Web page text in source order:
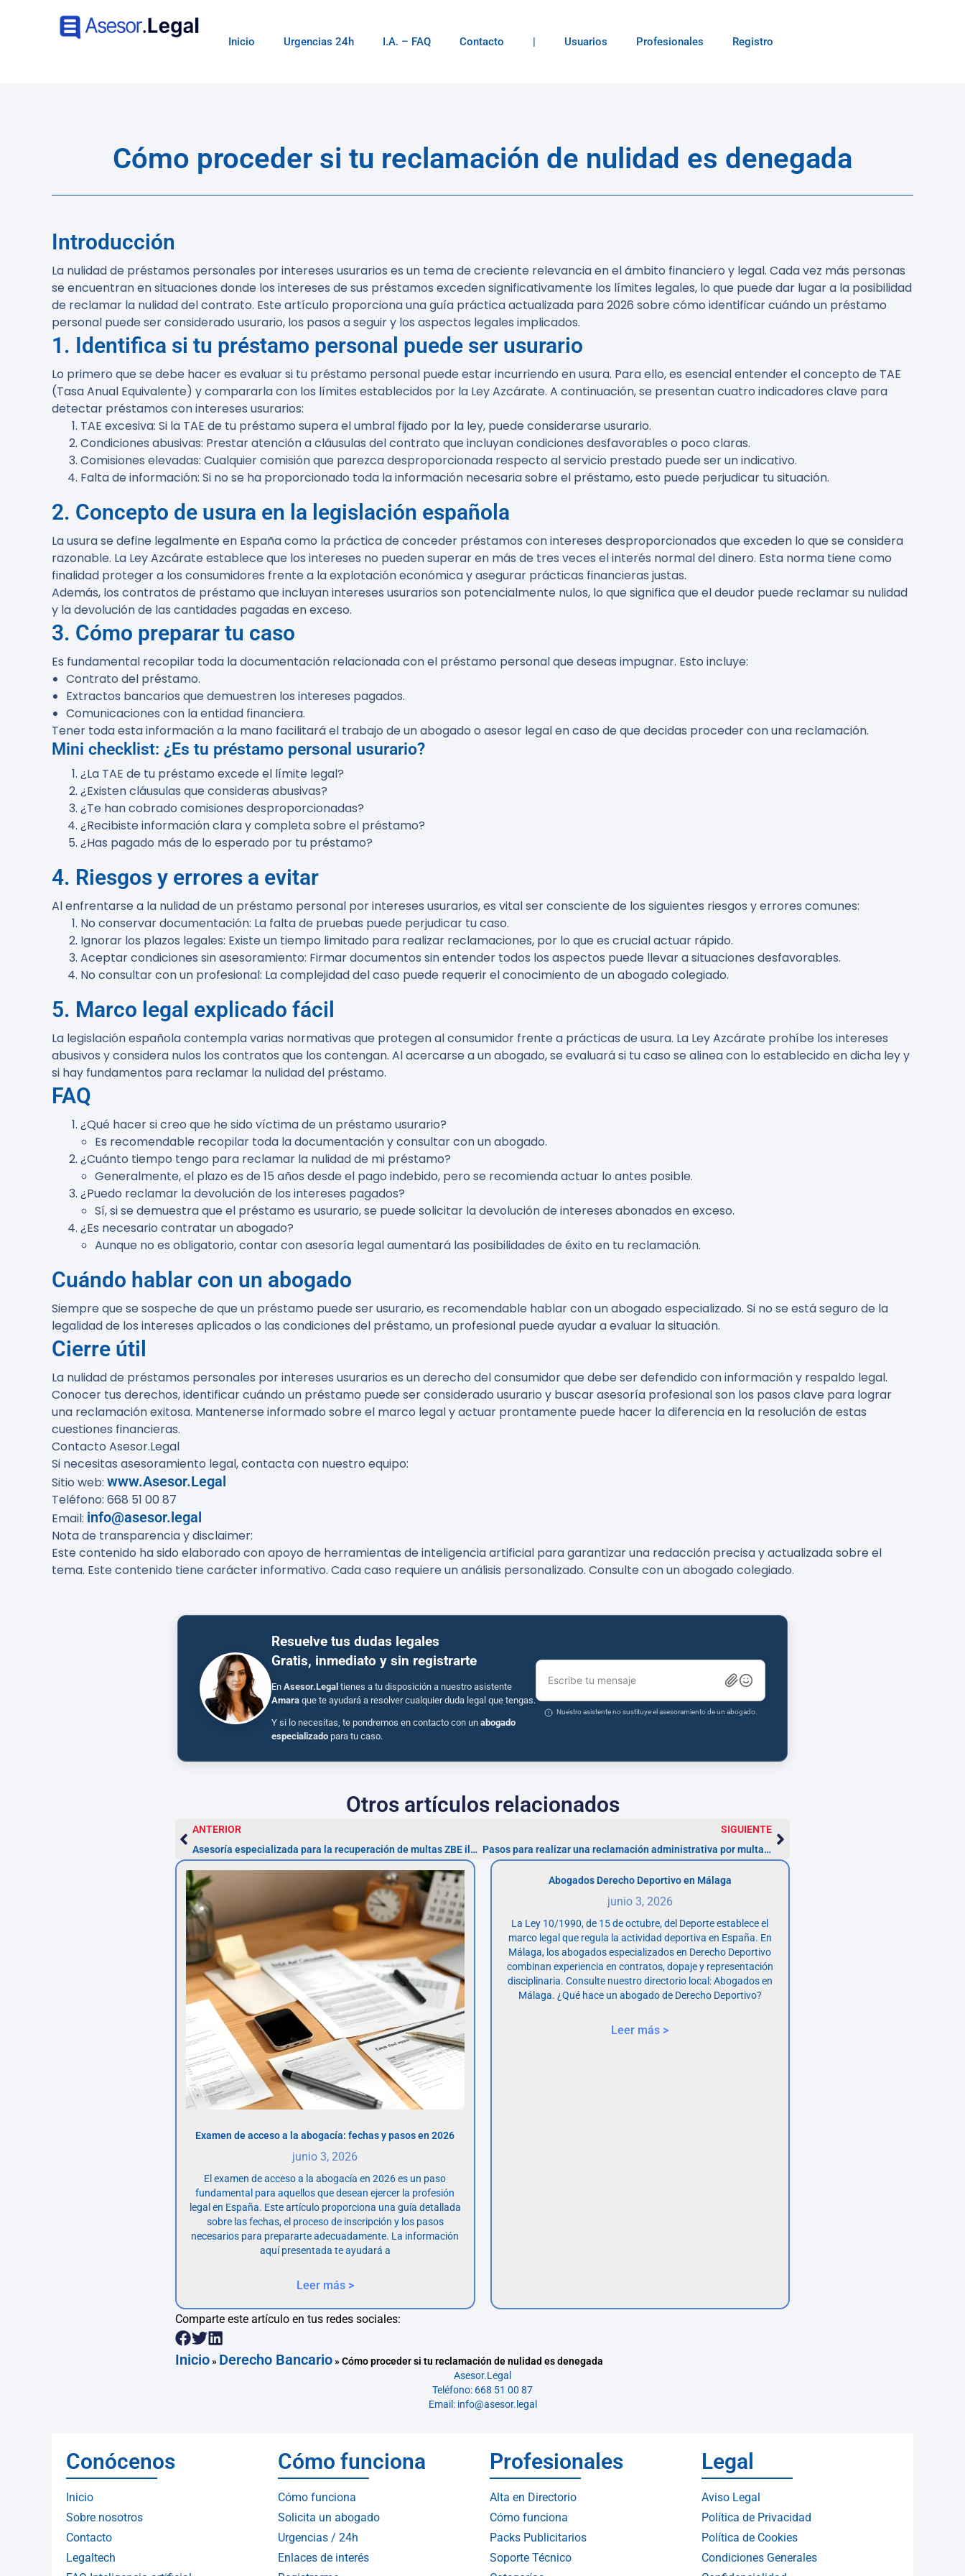
Inicio Urgencias 24h I.A. – FAQ Contacto | Usuarios Profesionales Registro
Cómo proceder si tu reclamación de nulidad es denegada
Introducción
La nulidad de préstamos personales por intereses usurarios es un tema de creciente relevancia en el ámbito financiero y legal. Cada vez más personas
se encuentran en situaciones donde los intereses de sus préstamos exceden significativamente los límites legales, lo que puede dar lugar a la posibilidad
de reclamar la nulidad del contrato. Este artículo proporciona una guía práctica actualizada para 2026 sobre cómo identificar cuándo un préstamo
personal puede ser considerado usurario, los pasos a seguir y los aspectos legales implicados.
1. Identifica si tu préstamo personal puede ser usurario
Lo primero que se debe hacer es evaluar si tu préstamo personal puede estar incurriendo en usura. Para ello, es esencial entender el concepto de TAE
(Tasa Anual Equivalente) y compararla con los límites establecidos por la Ley Azcárate. A continuación, se presentan cuatro indicadores clave para
detectar préstamos con intereses usurarios:
TAE excesiva: Si la TAE de tu préstamo supera el umbral fijado por la ley, puede considerarse usurario.
Condiciones abusivas: Prestar atención a cláusulas del contrato que incluyan condiciones desfavorables o poco claras.
Comisiones elevadas: Cualquier comisión que parezca desproporcionada respecto al servicio prestado puede ser un indicativo.
Falta de información: Si no se ha proporcionado toda la información necesaria sobre el préstamo, esto puede perjudicar tu situación.
2. Concepto de usura en la legislación española
La usura se define legalmente en España como la práctica de conceder préstamos con intereses desproporcionados que exceden lo que se considera
razonable. La Ley Azcárate establece que los intereses no pueden superar en más de tres veces el interés normal del dinero. Esta norma tiene como
finalidad proteger a los consumidores frente a la explotación económica y asegurar prácticas financieras justas.
Además, los contratos de préstamo que incluyan intereses usurarios son potencialmente nulos, lo que significa que el deudor puede reclamar su nulidad
y la devolución de las cantidades pagadas en exceso.
3. Cómo preparar tu caso
Es fundamental recopilar toda la documentación relacionada con el préstamo personal que deseas impugnar. Esto incluye:
Contrato del préstamo.
Extractos bancarios que demuestren los intereses pagados.
Comunicaciones con la entidad financiera.
Tener toda esta información a la mano facilitará el trabajo de un abogado o asesor legal en caso de que decidas proceder con una reclamación.
Mini checklist: ¿Es tu préstamo personal usurario?
¿La TAE de tu préstamo excede el límite legal?
¿Existen cláusulas que consideras abusivas?
¿Te han cobrado comisiones desproporcionadas?
¿Recibiste información clara y completa sobre el préstamo?
¿Has pagado más de lo esperado por tu préstamo?
4. Riesgos y errores a evitar
Al enfrentarse a la nulidad de un préstamo personal por intereses usurarios, es vital ser consciente de los siguientes riesgos y errores comunes:
No conservar documentación: La falta de pruebas puede perjudicar tu caso.
Ignorar los plazos legales: Existe un tiempo limitado para realizar reclamaciones, por lo que es crucial actuar rápido.
Aceptar condiciones sin asesoramiento: Firmar documentos sin entender todos los aspectos puede llevar a situaciones desfavorables.
No consultar con un profesional: La complejidad del caso puede requerir el conocimiento de un abogado colegiado.
5. Marco legal explicado fácil
La legislación española contempla varias normativas que protegen al consumidor frente a prácticas de usura. La Ley Azcárate prohíbe los intereses
abusivos y considera nulos los contratos que los contengan. Al acercarse a un abogado, se evaluará si tu caso se alinea con lo establecido en dicha ley y
si hay fundamentos para reclamar la nulidad del préstamo.
FAQ
¿Qué hacer si creo que he sido víctima de un préstamo usurario?
Es recomendable recopilar toda la documentación y consultar con un abogado.
¿Cuánto tiempo tengo para reclamar la nulidad de mi préstamo?
Generalmente, el plazo es de 15 años desde el pago indebido, pero se recomienda actuar lo antes posible.
¿Puedo reclamar la devolución de los intereses pagados?
Sí, si se demuestra que el préstamo es usurario, se puede solicitar la devolución de intereses abonados en exceso.
¿Es necesario contratar un abogado?
Aunque no es obligatorio, contar con asesoría legal aumentará las posibilidades de éxito en tu reclamación.
Cuándo hablar con un abogado
Siempre que se sospeche de que un préstamo puede ser usurario, es recomendable hablar con un abogado especializado. Si no se está seguro de la
legalidad de los intereses aplicados o las condiciones del préstamo, un profesional puede ayudar a evaluar la situación.
Cierre útil
La nulidad de préstamos personales por intereses usurarios es un derecho del consumidor que debe ser defendido con información y respaldo legal.
Conocer tus derechos, identificar cuándo un préstamo puede ser considerado usurario y buscar asesoría profesional son los pasos clave para lograr
una reclamación exitosa. Mantenerse informado sobre el marco legal y actuar prontamente puede hacer la diferencia en la resolución de estas
cuestiones financieras.
Contacto Asesor.Legal
Si necesitas asesoramiento legal, contacta con nuestro equipo:
Sitio web: www.Asesor.Legal
Teléfono: 668 51 00 87
Email: info@asesor.legal
Nota de transparencia y disclaimer:
Este contenido ha sido elaborado con apoyo de herramientas de inteligencia artificial para garantizar una redacción precisa y actualizada sobre el
tema. Este contenido tiene carácter informativo. Cada caso requiere un análisis personalizado. Consulte con un abogado colegiado.
Resuelve tus dudas legales
Gratis, inmediato y sin registrarte
En Asesor.Legal tienes a tu disposición a nuestro asistente
Amara que te ayudará a resolver cualquier duda legal que tengas.
Y si lo necesitas, te pondremos en contacto con un abogado
especializado para tu caso.
Escribe tu mensaje
Nuestro asistente no sustituye el asesoramiento de un abogado.
Otros artículos relacionados
ANTERIOR
Asesoría especializada para la recuperación de multas ZBE ilegales en Madrid
SIGUIENTE
Pasos para realizar una reclamación administrativa por multa ZBE en Madrid
Examen de acceso a la abogacía: fechas y pasos en 2026
junio 3, 2026
El examen de acceso a la abogacía en 2026 es un paso
fundamental para aquellos que desean ejercer la profesión
legal en España. Este artículo proporciona una guía detallada
sobre las fechas, el proceso de inscripción y los pasos
necesarios para prepararte adecuadamente. La información
aquí presentada te ayudará a
Leer más >
Abogados Derecho Deportivo en Málaga
junio 3, 2026
La Ley 10/1990, de 15 de octubre, del Deporte establece el
marco legal que regula la actividad deportiva en España. En
Málaga, los abogados especializados en Derecho Deportivo
combinan experiencia en contratos, dopaje y representación
disciplinaria. Consulte nuestro directorio local: Abogados en
Málaga. ¿Qué hace un abogado de Derecho Deportivo?
Leer más >
Comparte este artículo en tus redes sociales:
Inicio» Derecho Bancario»Cómo proceder si tu reclamación de nulidad es denegada
Asesor.Legal
Teléfono: 668 51 00 87
Email: info@asesor.legal
Conócenos
Inicio
Sobre nosotros
Contacto
Legaltech
Cómo funciona
Cómo funciona
Solicita un abogado
Urgencias / 24h
Enlaces de interés
Profesionales
Alta en Directorio
Cómo funciona
Packs Publicitarios
Soporte Técnico
Legal
Aviso Legal
Política de Privacidad
Política de Cookies
Condiciones Generales